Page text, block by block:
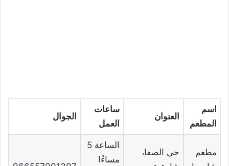
اسم
المطعم
العنوان
ساعات
العمل
الجوال
مطعم
حي الصفا،
الساعة 5
مساءًا